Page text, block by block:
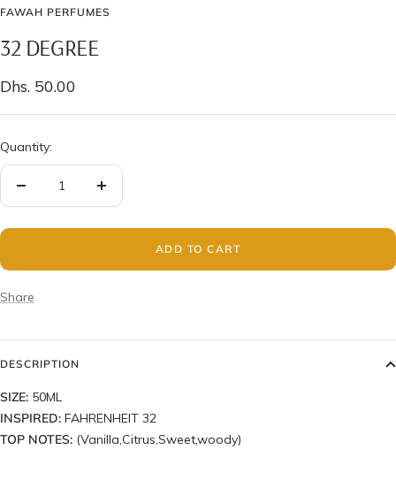
FAWAH PERFUMES
32 DEGREE
Sale
price
Dhs. 50.00
Quantity:
Decrease
Increase
ADD TO CART
Share
DESCRIPTION
SIZE: 50ML
INSPIRED: FAHRENHEIT 32
TOP NOTES: (Vanilla,Citrus,Sweet,woody)